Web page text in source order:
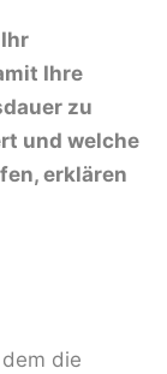
Ihre
zu
und welche
erklären
die